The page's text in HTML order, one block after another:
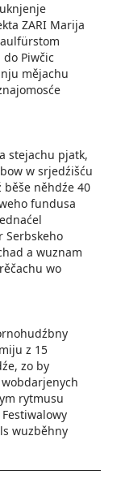
ZARI Marija
Piwčic
mějachu
stejachu pjatk,
w srjedźišću
něhdźe 40
fundusa
Serbskeho
a wuznam
wo
z 15
zo by
rytmusu
wuzběhny